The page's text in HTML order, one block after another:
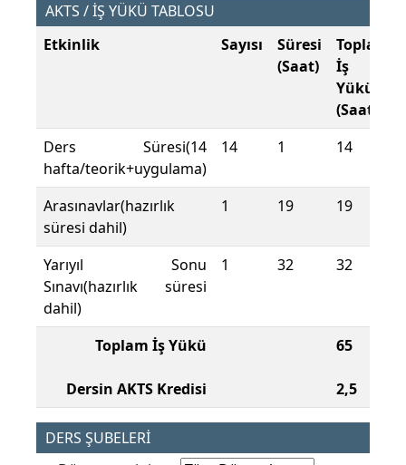
AKTS / İŞ YÜKÜ TABLOSU
Etkinlik
Sayısı
Süresi
(Saat)
Toplam
İş
Yükü
(Saat)
Ders Süresi(14
hafta/teorik+uygulama)
14 1 14
Arasınavlar(hazırlık
süresi dahil)
1 19 19
Yarıyıl Sonu
Sınavı(hazırlık süresi
dahil)
1 32 32
Toplam İş Yükü
Dersin AKTS Kredisi
65
2,5
DERS ŞUBELERİ